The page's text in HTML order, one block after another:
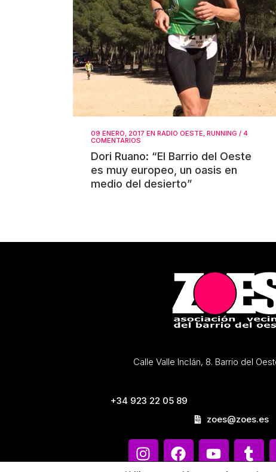
09 ENERO, 2017 EN RADIO OESTE, RUNNING / 4
COMENTARIOS
Dori Ruano: “El Barrio del Oeste
es muy europeo, un oasis en
medio del desierto”
Calle Valle Inclán, 8. Barrio del
+34 923 22 05 89
zoes@zoes.es